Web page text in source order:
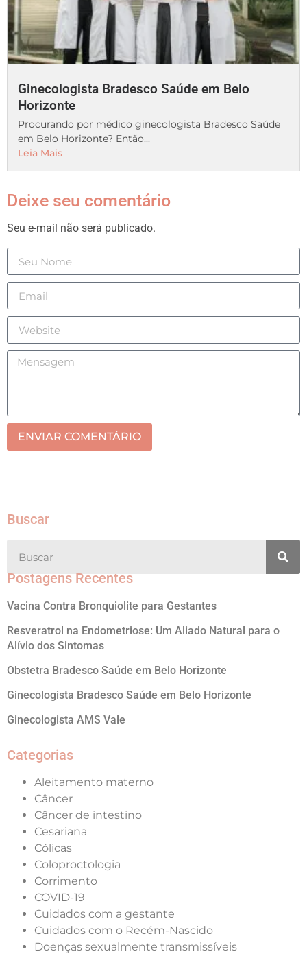
Ginecologista Bradesco Saúde em Belo
Horizonte
Procurando por médico ginecologista Bradesco Saúde
em Belo Horizonte? Então...
Leia Mais
Deixe seu comentário
Seu e-mail não será publicado.
ENVIAR COMENTÁRIO
Buscar
Postagens Recentes
Vacina Contra Bronquiolite para Gestantes
Resveratrol na Endometriose: Um Aliado Natural para o
Alívio dos Sintomas
Obstetra Bradesco Saúde em Belo Horizonte
Ginecologista Bradesco Saúde em Belo Horizonte
Ginecologista AMS Vale
Categorias
Aleitamento materno
Câncer
Câncer de intestino
Cesariana
Cólicas
Coloproctologia
Corrimento
COVID-19
Cuidados com a gestante
Cuidados com o Recém-Nascido
Doenças sexualmente transmissíveis